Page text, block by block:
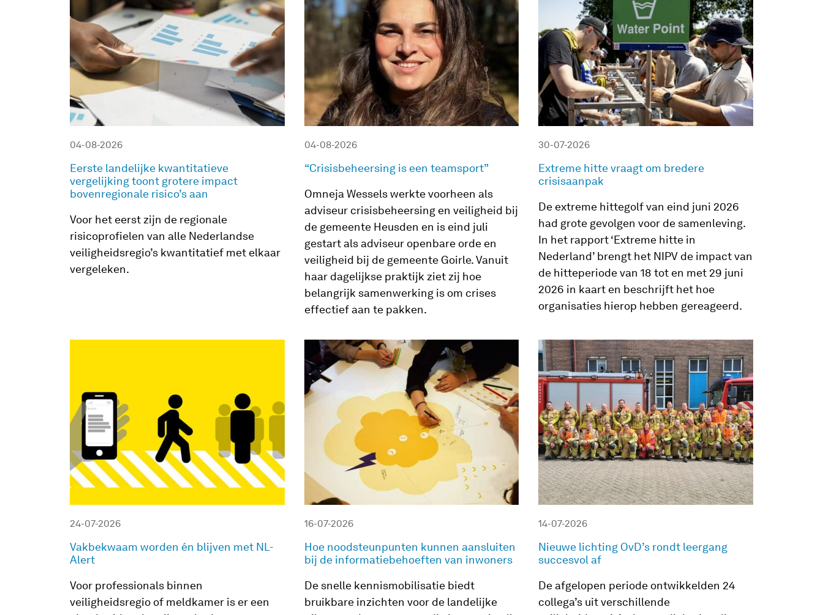
04-08-2026
Eerste landelijke kwantitatieve
vergelijking toont grotere impact
bovenregionale risico’s aan
Voor het eerst zijn de regionale
risicoprofielen van alle Nederlandse
veiligheidsregio’s kwantitatief met elkaar
vergeleken.
04-08-2026
“Crisisbeheersing is een teamsport”
Omneja Wessels werkte voorheen als
adviseur crisisbeheersing en veiligheid bij
de gemeente Heusden en is eind juli
gestart als adviseur openbare orde en
veiligheid bij de gemeente Goirle. Vanuit
haar dagelijkse praktijk ziet zij hoe
belangrijk samenwerking is om crises
effectief aan te pakken.
30-07-2026
Extreme hitte vraagt om bredere
crisisaanpak
De extreme hittegolf van eind juni 2026
had grote gevolgen voor de samenleving.
In het rapport ‘Extreme hitte in
Nederland’ brengt het NIPV de impact van
de hitteperiode van 18 tot en met 29 juni
2026 in kaart en beschrijft het hoe
organisaties hierop hebben gereageerd.
24-07-2026
Vakbekwaam worden én blijven met NL-
Alert
Voor professionals binnen
veiligheidsregio of meldkamer is er een
16-07-2026
Hoe noodsteunpunten kunnen aansluiten
bij de informatiebehoeften van inwoners
De snelle kennismobilisatie biedt
bruikbare inzichten voor de landelijke
14-07-2026
Nieuwe lichting OvD’s rondt leergang
succesvol af
De afgelopen periode ontwikkelden 24
collega’s uit verschillende